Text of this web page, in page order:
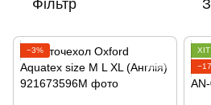
Фільтр
−3%
ХІТ